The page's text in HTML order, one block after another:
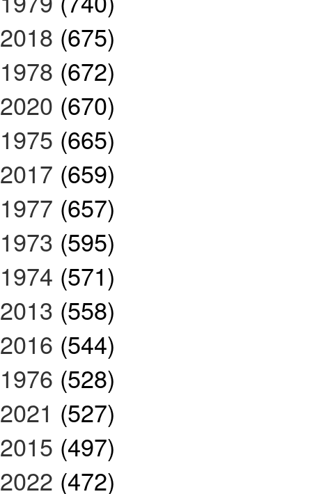
2018 (675)
1978 (672)
2020 (670)
1975 (665)
2017 (659)
1977 (657)
1973 (595)
1974 (571)
2013 (558)
2016 (544)
1976 (528)
2021 (527)
2015 (497)
2022 (472)